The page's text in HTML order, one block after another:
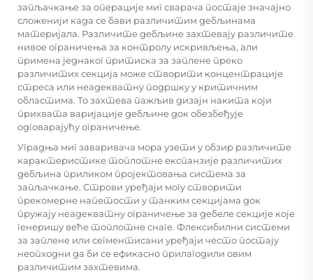
запљачкање за операције миг сварача постаје значајно
сложенији када се бави различитим дебљинама
материјала. Различите дебљине захтевају различите
нивое ограничења за контролу искривљења, али
примена једнаког притиска за заплене преко
различитих секција може створити концентрације
стреса или неадекватну подршку у критичним
областима. То захтева пажљив дизајн накита који
прихвата варијације дебљине док обезбеђује
одговарајућу ограничење.
Уградња миг заваривача мора узети у обзир различите
карактеристике топлотне експанзије различитих
дебљина приликом пројектовања система за
запљачкање. Строви уређаји могу створити
прекомерне напетости у танким секцијама док
пружају неадекватну ограничење за дебеле секције које
генеришу веће топлотне снаге. Флексибилни системи
за заплене или сегментисани уређаји често постају
неопходни да би се ефикасно прилагодили овим
различитим захтевима.